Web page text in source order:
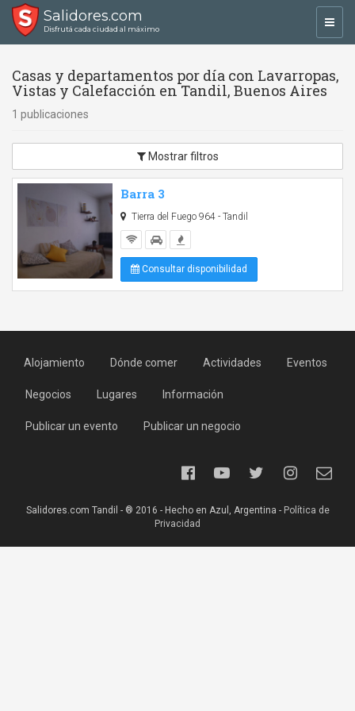
Salidores.com
Disfrutá cada ciudad al máximo
Casas y departamentos por día con Lavarropas,
Vistas y Calefacción en Tandil, Buenos Aires
1 publicaciones
Mostrar filtros
Barra 3
Tierra del Fuego 964 - Tandil
Consultar disponibilidad
Alojamiento Dónde comer Actividades Eventos
Negocios Lugares Información
Publicar un evento Publicar un negocio
Salidores.com Tandil - ® 2016 - Hecho en Azul, Argentina - Política de
Privacidad